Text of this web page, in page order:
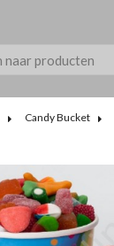
Candy Bucket